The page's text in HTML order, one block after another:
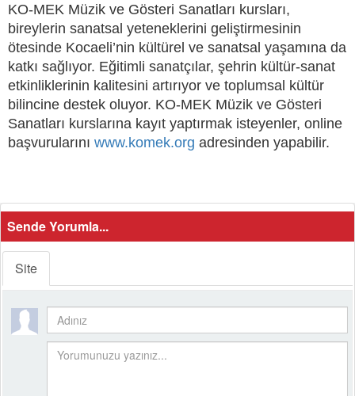
KO-MEK Müzik ve Gösteri Sanatları kursları,
bireylerin sanatsal yeteneklerini geliştirmesinin
ötesinde Kocaeli’nin kültürel ve sanatsal yaşamına da
katkı sağlıyor. Eğitimli sanatçılar, şehrin kültür-sanat
etkinliklerinin kalitesini artırıyor ve toplumsal kültür
bilincine destek oluyor. KO-MEK Müzik ve Gösteri
Sanatları kurslarına kayıt yaptırmak isteyenler, online
başvurularını www.komek.org adresinden yapabilir.
Sende Yorumla...
Site